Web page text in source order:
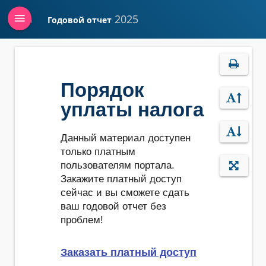
Войти Годовой отчет 2025
menu
Порядок
уплаты налога
Данный материал доступен
только платным
пользователям портала.
Закажите платный доступ
сейчас и вы сможете сдать
ваш годовой отчет без
проблем!
Заказать платный доступ